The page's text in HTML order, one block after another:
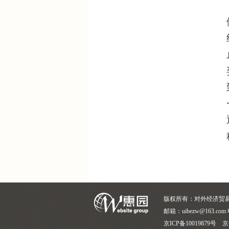
版权所有：对外经济贸
邮箱：uibezw@163.com
京ICP备10019879号 京